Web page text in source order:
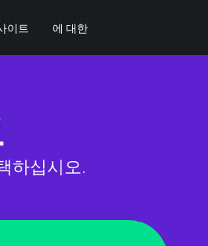
이트 에 대한
하십시오.